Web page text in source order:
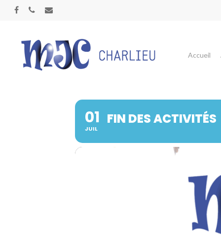
Accueil
01
JUIL
FIN DES ACTIVITÉS
Panneau de gestion des cookies